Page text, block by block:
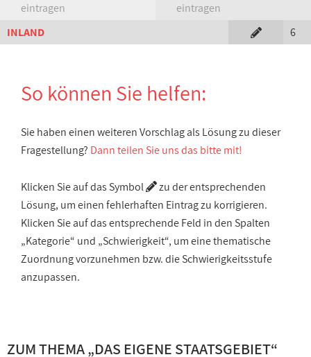
eintragen
eintragen
INLAND
6
So können Sie helfen:
Sie haben einen weiteren Vorschlag als Lösung zu dieser
Fragestellung? Dann teilen Sie uns das bitte mit!
Klicken Sie auf das Symbol
zu der entsprechenden
Lösung, um einen fehlerhaften Eintrag zu korrigieren.
Klicken Sie auf das entsprechende Feld in den Spalten
„Kategorie“ und „Schwierigkeit“, um eine thematische
Zuordnung vorzunehmen bzw. die Schwierigkeitsstufe
anzupassen.
ZUM THEMA „DAS EIGENE STAATSGEBIET“